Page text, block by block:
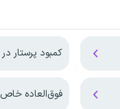
کمبود پرستار در کشور به
فوق‌العاده خاص